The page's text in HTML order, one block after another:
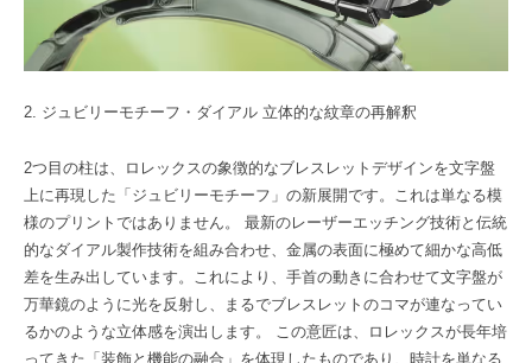
2. ジュビリーモチーフ・ダイアル 立体的な紋章の再解釈
2つ目の柱は、ロレックスの象徴的なブレスレットデザインを文字盤
上に再現した「ジュビリーモチーフ」の新展開です。これは単なる模
様のプリントではありません。 最新のレーザーエッチング技術と伝統
的なダイアル製作技術を組み合わせ、金属の表面に極めて細かな高低
差を生み出しています。これにより、手首の動きに合わせて文字盤が
万華鏡のように光を反射し、まるでブレスレットのコマが連なってい
るかのような立体感を演出します。 この意匠は、ロレックスが長年培
ってきた「装飾と機能の融合」を体現したものであり、時計を単なる